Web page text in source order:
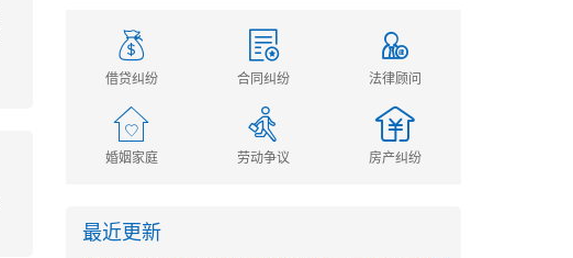
借贷纠纷 合同纠纷 法律顾问
婚姻家庭 劳动争议 房产纠纷
最近更新